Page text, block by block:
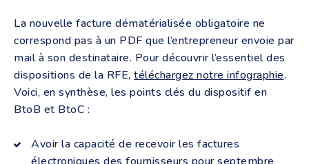
La nouvelle facture dématérialisée obligatoire ne
correspond pas à un PDF que l’entrepreneur envoie par
mail à son destinataire. Pour découvrir l’essentiel des
dispositions de la RFE, téléchargez notre infographie.
Voici, en synthèse, les points clés du dispositif en
BtoB et BtoC :
Avoir la capacité de recevoir les factures